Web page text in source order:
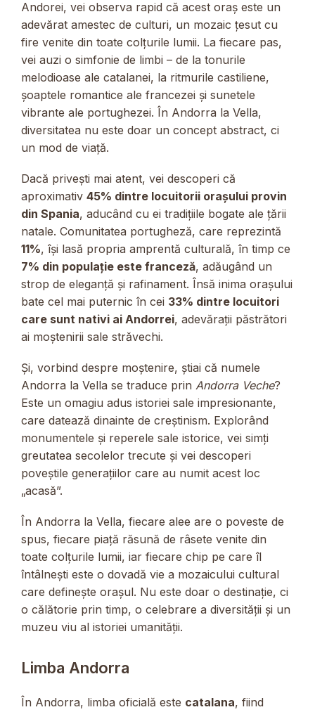
Andorei, vei observa rapid că acest oraș este un
adevărat amestec de culturi, un mozaic țesut cu
fire venite din toate colțurile lumii. La fiecare pas,
vei auzi o simfonie de limbi – de la tonurile
melodioase ale catalanei, la ritmurile castiliene,
șoaptele romantice ale francezei și sunetele
vibrante ale portughezei. În Andorra la Vella,
diversitatea nu este doar un concept abstract, ci
un mod de viață.
Dacă privești mai atent, vei descoperi că
aproximativ 45% dintre locuitorii orașului provin
din Spania, aducând cu ei tradițiile bogate ale țării
natale. Comunitatea portugheză, care reprezintă
11%, își lasă propria amprentă culturală, în timp ce
7% din populație este franceză, adăugând un
strop de eleganță și rafinament. Însă inima orașului
bate cel mai puternic în cei 33% dintre locuitori
care sunt nativi ai Andorrei, adevărații păstrători
ai moștenirii sale străvechi.
Și, vorbind despre moștenire, știai că numele
Andorra la Vella se traduce prin Andorra Veche?
Este un omagiu adus istoriei sale impresionante,
care datează dinainte de creștinism. Explorând
monumentele și reperele sale istorice, vei simți
greutatea secolelor trecute și vei descoperi
poveștile generațiilor care au numit acest loc
„acasă”.
În Andorra la Vella, fiecare alee are o poveste de
spus, fiecare piață răsună de râsete venite din
toate colțurile lumii, iar fiecare chip pe care îl
întâlnești este o dovadă vie a mozaicului cultural
care definește orașul. Nu este doar o destinație, ci
o călătorie prin timp, o celebrare a diversității și un
muzeu viu al istoriei umanității.
Limba Andorra
În Andorra, limba oficială este catalana, fiind